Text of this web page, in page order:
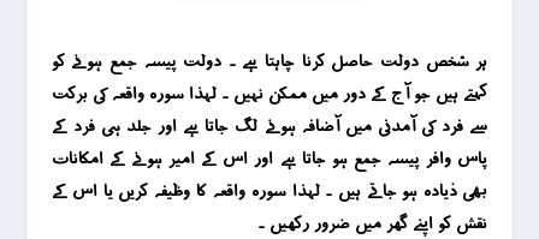
ہر شخص دولت حاصل کرنا چاہتا ہے ۔ دولت پیسہ جمع ہونے کو
کہتے ہیں جو آج کے دور میں ممکن نہیں ۔ لہذا سورہ واقعہ کی برکت
سے فرد کی آمدنی میں آضافہ ہونے لگ جاتا ہے اور جلد ہی فرد کے
پاس وافر پیسہ جمع ہو جاتا ہے اور اس کے امیر ہونے کے امکانات
بھی ذیادہ ہو جاتے ہیں ۔ لہذا سورہ واقعہ کا وظیفہ کریں یا اس کے
نقش کو اپنے گھر میں ضرور رکھیں ۔